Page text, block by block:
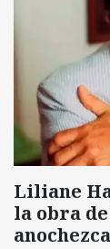
Liliane
la obra